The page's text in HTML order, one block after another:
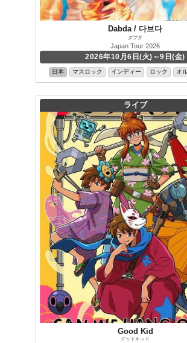
Dabda / 다브다
ダブダ
Japan Tour 2026
2026年10月6日(火)～9日(金)
日本 マスロック インディー ロック オ
ライブ
Good Kid
グッドキッド